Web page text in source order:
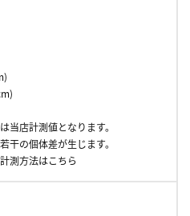
当店計測値となります。
干の個体差が生じます。
測方法はこちら